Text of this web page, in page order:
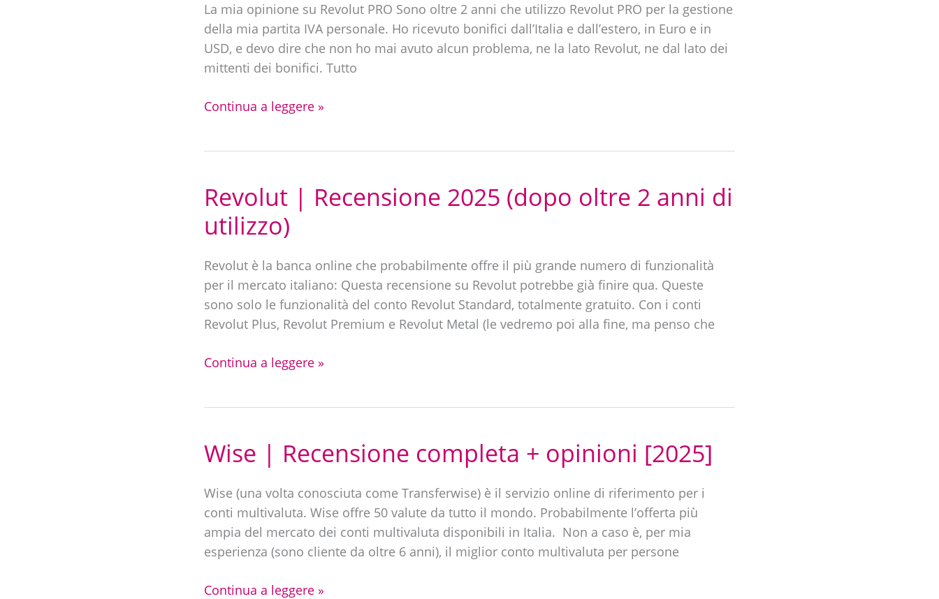
La mia opinione su Revolut PRO Sono oltre 2 anni che utilizzo Revolut PRO per la gestione
della mia partita IVA personale. Ho ricevuto bonifici dall’Italia e dall’estero, in Euro e in
USD, e devo dire che non ho mai avuto alcun problema, ne la lato Revolut, ne dal lato dei
mittenti dei bonifici. Tutto
+
Opinione
dopo
2
di
Continua a leggere »
Revolut | Recensione 2025 (dopo oltre 2 anni di
utilizzo)
Revolut è la banca online che probabilmente offre il più grande numero di funzionalità
per il mercato italiano: Questa recensione su Revolut potrebbe già finire qua. Queste
sono solo le funzionalità del conto Revolut Standard, totalmente gratuito. Con i conti
Revolut Plus, Revolut Premium e Revolut Metal (le vedremo poi alla fine, ma penso che
Revolut
|
Recensione
(dopo
oltre
2
anni
utilizzo)
Continua a leggere »
Wise | Recensione completa + opinioni [2025]
Wise (una volta conosciuta come Transferwise) è il servizio online di riferimento per i
conti multivaluta. Wise offre 50 valute da tutto il mondo. Probabilmente l’offerta più
ampia del mercato dei conti multivaluta disponibili in Italia. Non a caso è, per mia
esperienza (sono cliente da oltre 6 anni), il miglior conto multivaluta per persone
Wise
|
Recensione
completa
+
opinioni
Continua a leggere »